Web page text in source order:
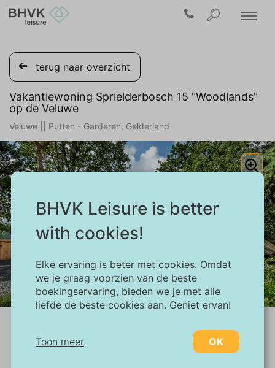
BHVK Leisure is better
with cookies!
Elke ervaring is beter met cookies. Omdat
we je graag voorzien van de beste
boekingservaring, bieden we je met alle
liefde de beste cookies aan. Geniet ervan!
Toon meer OK
terug naar overzicht
Vakantiewoning Sprielderbosch 15 "Woodlands"
op de Veluwe
Veluwe || Putten - Garderen, Gelderland
maximaal 6 personen